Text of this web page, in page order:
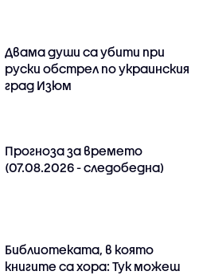
Двама души са убити при
руски обстрeл по украинския
град Изюм
Прогноза за времето
(07.08.2026 - следобедна)
Библиотеката, в която
книгите са хора: Тук можеш